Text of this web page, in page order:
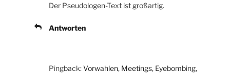
Der Pseudologen-Text ist großartig.
Antworten
Pingback:Vorwahlen, Meetings, Eyebombing,